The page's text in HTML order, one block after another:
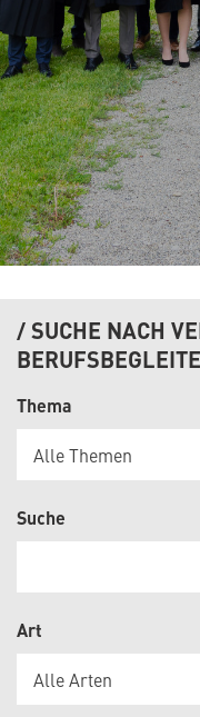
SUCHE NACH
Thema
Alle Themen
Suche
Art
Alle Arten